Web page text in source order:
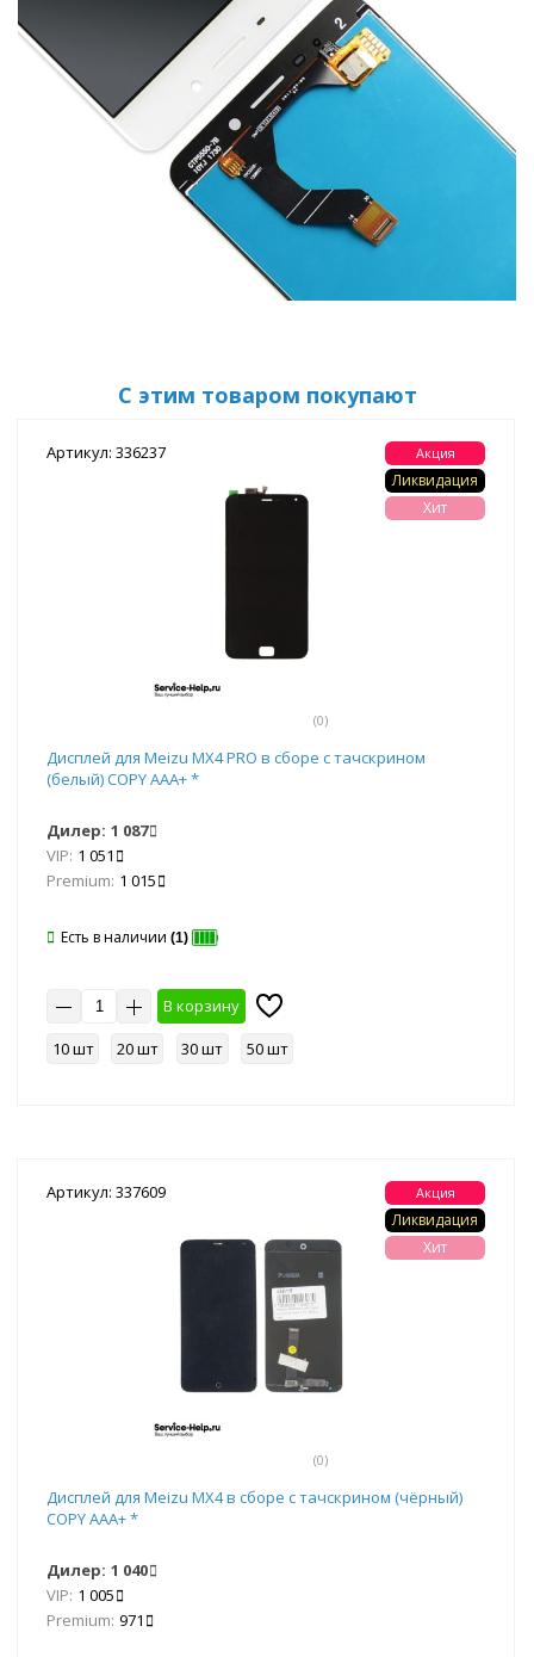
С этим товаром покупают
Артикул: 336237
(0)
Акция
Ликвидация
Хит
Дисплей для Meizu MX4 PRO в сборе с тачскрином
(белый) COPY AAA+ *
Дилер: 1 087
VIP: 1 051
Premium: 1 015
Есть в наличии (1)
В корзину
10 шт
20 шт 30 шт 50 шт
Артикул: 337609
(0)
Акция
Ликвидация
Хит
Дисплей для Meizu MX4 в сборе с тачскрином (чёрный)
COPY AAA+ *
Дилер: 1 040
VIP: 1 005
Premium: 971